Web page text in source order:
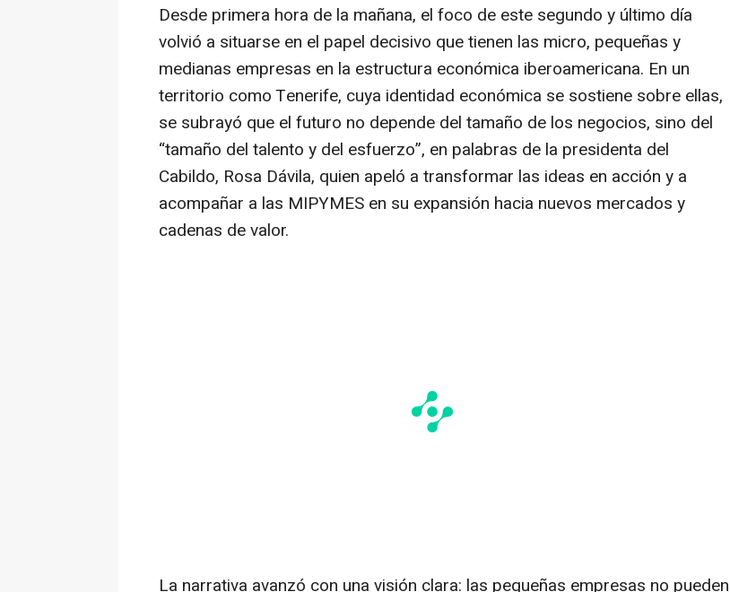
Desde primera hora de la mañana, el foco de este segundo y último día
volvió a situarse en el papel decisivo que tienen las micro, pequeñas y
medianas empresas en la estructura económica iberoamericana. En un
territorio como Tenerife, cuya identidad económica se sostiene sobre ellas,
se subrayó que el futuro no depende del tamaño de los negocios, sino del
“tamaño del talento y del esfuerzo”, en palabras de la presidenta del
Cabildo, Rosa Dávila, quien apeló a transformar las ideas en acción y a
acompañar a las MIPYMES en su expansión hacia nuevos mercados y
cadenas de valor.
La narrativa avanzó con una visión clara: las pequeñas empresas no pueden